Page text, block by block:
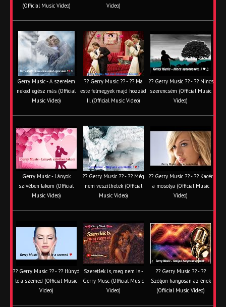
(Official Music Video)
Video)
Gerry Music - A szerelem
neked egész más (Official
Music Video)
?? Gerry Music ?? - ?? Ma
este felmegyek majd hozzád
II. (Official Music Video)
?? Gerry Music ?? - ?? Nincs
szerencsém (Official Music
Video)
Gerry Music - Lányok
szívében lakom (Official
Music Video)
?? Gerry Music ?? - ?? Még
nem veszíthetek (Official
Music Video)
?? Gerry Music ?? - ?? Kacér
a mosolya (Official Music
Video)
?? Gerry Music ?? - ?? Húnyd
le a szemed (Official Music
Video)
Szeretlek is, meg nem is -
Gerry Musc (Official Music
Video)
?? Gerry Music ?? - ??
Szóljon hangosan az ének
(Official Music Video)